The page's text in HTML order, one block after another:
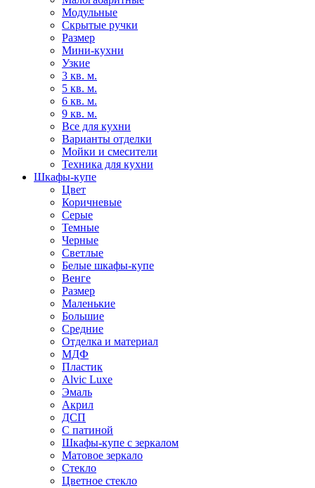
Модульные
Скрытые ручки
Размер
Мини-кухни
Узкие
3 кв. м.
5 кв. м.
6 кв. м.
9 кв. м.
Все для кухни
Варианты отделки
Мойки и смесители
Техника для кухни
Шкафы-купе
Цвет
Коричневые
Серые
Темные
Черные
Светлые
Белые шкафы-купе
Венге
Размер
Маленькие
Большие
Средние
Отделка и материал
МДФ
Пластик
Alvic Luxe
Эмаль
Акрил
ДСП
С патиной
Шкафы-купе с зеркалом
Матовое зеркало
Стекло
Цветное стекло